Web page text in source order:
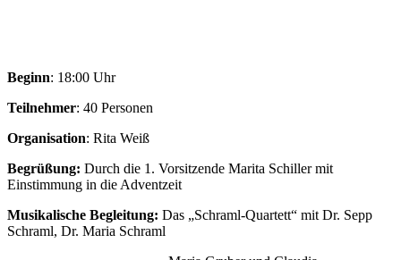
Beginn: 18:00 Uhr
Teilnehmer: 40 Personen
Organisation: Rita Weiß
Begrüßung: Durch die 1. Vorsitzende Marita Schiller mit
Einstimmung in die Adventzeit
Musikalische Begleitung: Das „Schraml-Quartett“ mit Dr. Sepp
Schraml, Dr. Maria Schraml